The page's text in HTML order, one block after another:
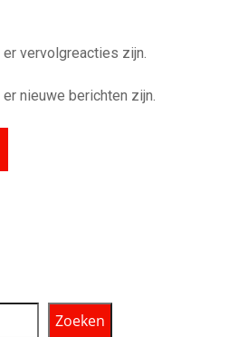
vervolgreacties zijn.
nieuwe berichten zijn.
Zoeken